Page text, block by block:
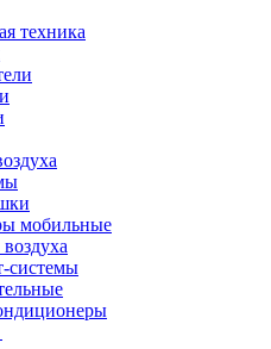
техника
мобильные
системы